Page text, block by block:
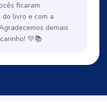
ficaram
livro e com a
demais
💛📚